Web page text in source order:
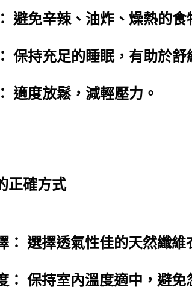
避免辛辣、油炸、燥熱的食
保持充足的睡眠，有助於舒
適度放鬆，減輕壓力。
正確方式
： 選擇透氣性佳的天然纖維
： 保持室內溫度適中，避免